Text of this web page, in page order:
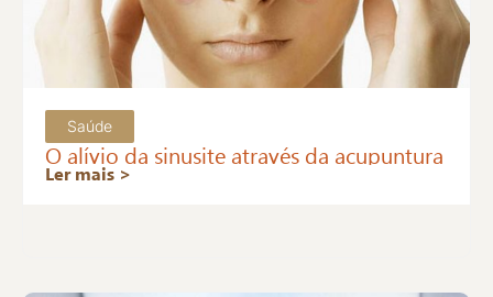
Saúde
O alívio da sinusite através da acupuntura
Ler mais >